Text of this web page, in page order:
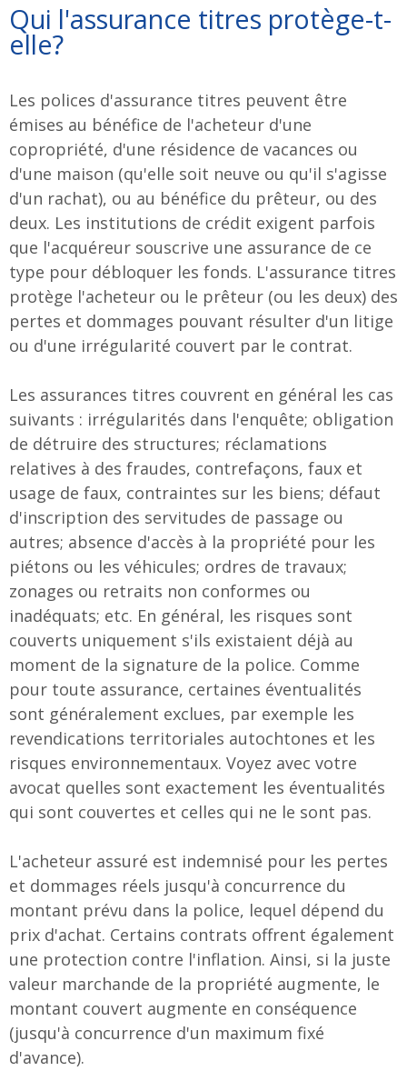
Qui l'assurance titres protège-t-
elle?
Les polices d'assurance titres peuvent être
émises au bénéfice de l'acheteur d'une
copropriété, d'une résidence de vacances ou
d'une maison (qu'elle soit neuve ou qu'il s'agisse
d'un rachat), ou au bénéfice du prêteur, ou des
deux. Les institutions de crédit exigent parfois
que l'acquéreur souscrive une assurance de ce
type pour débloquer les fonds. L'assurance titres
protège l'acheteur ou le prêteur (ou les deux) des
pertes et dommages pouvant résulter d'un litige
ou d'une irrégularité couvert par le contrat.
Les assurances titres couvrent en général les cas
suivants : irrégularités dans l'enquête; obligation
de détruire des structures; réclamations
relatives à des fraudes, contrefaçons, faux et
usage de faux, contraintes sur les biens; défaut
d'inscription des servitudes de passage ou
autres; absence d'accès à la propriété pour les
piétons ou les véhicules; ordres de travaux;
zonages ou retraits non conformes ou
inadéquats; etc. En général, les risques sont
couverts uniquement s'ils existaient déjà au
moment de la signature de la police. Comme
pour toute assurance, certaines éventualités
sont généralement exclues, par exemple les
revendications territoriales autochtones et les
risques environnementaux. Voyez avec votre
avocat quelles sont exactement les éventualités
qui sont couvertes et celles qui ne le sont pas.
L'acheteur assuré est indemnisé pour les pertes
et dommages réels jusqu'à concurrence du
montant prévu dans la police, lequel dépend du
prix d'achat. Certains contrats offrent également
une protection contre l'inflation. Ainsi, si la juste
valeur marchande de la propriété augmente, le
montant couvert augmente en conséquence
(jusqu'à concurrence d'un maximum fixé
d'avance).